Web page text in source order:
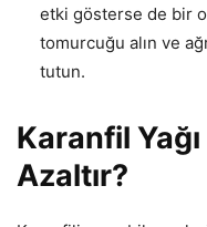
etki gösterse de bir
tomurcuğu alın ve
tutun.
Karanfil Yağı
Azaltır?